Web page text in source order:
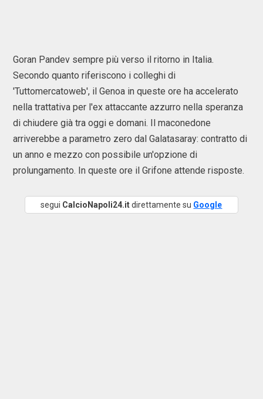
Goran Pandev sempre più verso il ritorno in Italia.
Secondo quanto riferiscono i colleghi di
'Tuttomercatoweb', il Genoa in queste ore ha accelerato
nella trattativa per l'ex attaccante azzurro nella speranza
di chiudere già tra oggi e domani. Il maconedone
arriverebbe a parametro zero dal Galatasaray: contratto di
un anno e mezzo con possibile un'opzione di
prolungamento. In queste ore il Grifone attende risposte.
segui CalcioNapoli24.itdirettamente su Google